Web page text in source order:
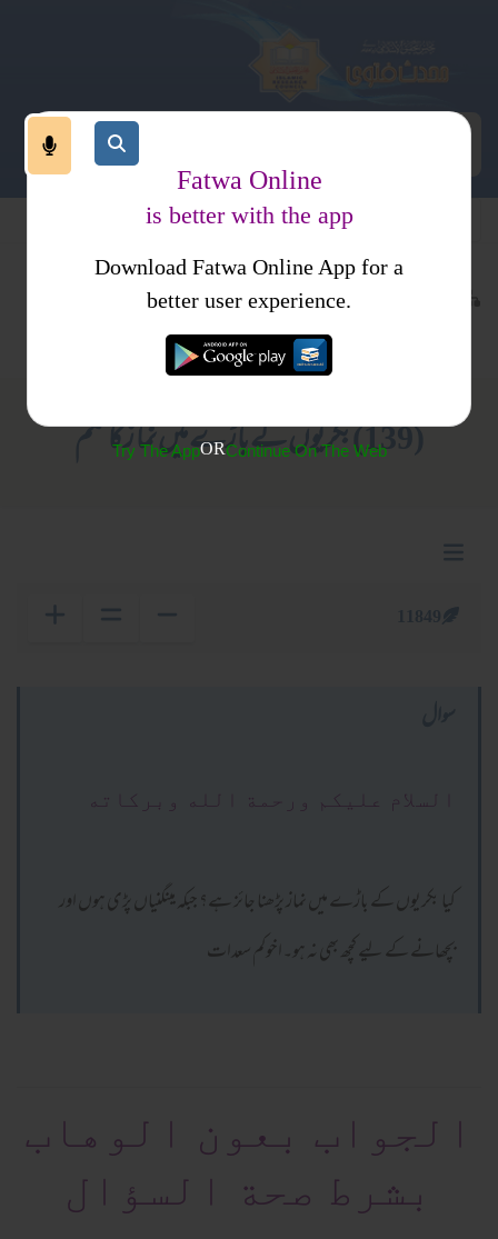
نماز
کتب فتاوی
فتاویٰ الدین الخالص جلد 1
(139) بکریوں کے باڑے میں نما زکا حکم
السلام عليكم ورحمة الله وبركاته
کیا بکریوں کے باڑے میں نماز پڑھنا جائز ہے؟ جبکہ مینگنیاں پڑی ہوں اور
بچھانے کے لیے کچھ بھی نہ ہو۔اخوکم سعدات
الجواب بعون الوهاب
بشرط صحة السؤال
Fatwa Online
is better with the app
Download Fatwa Online App for a
better user experience.
Try The AppORContinue On The Web